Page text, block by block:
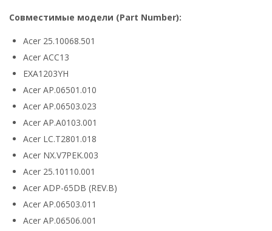
Совместимые модели (Part Number):
Acer 25.10068.501
Acer ACC13
EXA1203YH
Acer AP.06501.010
Acer AP.06503.023
Acer AP.A0103.001
Acer LC.T2801.018
Acer NX.V7PEK.003
Acer 25.10110.001
Acer ADP-65DB (REV.B)
Acer AP.06503.011
Acer AP.06506.001